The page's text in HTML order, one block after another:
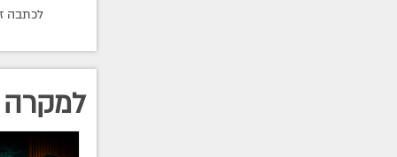
לכתבה זו